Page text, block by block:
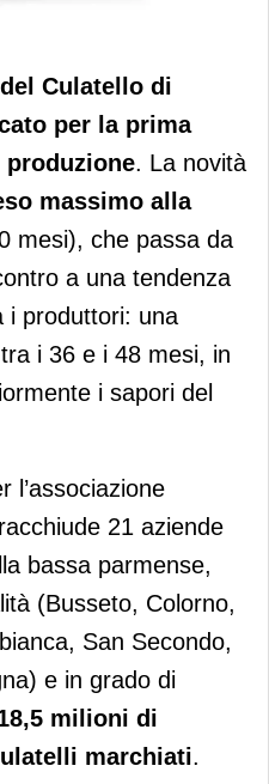
modificato
Culatello di
per la prima
. La novità
massimo alla
mesi), che passa da
a una tendenza
i produttori: una
i 36 e i 48 mesi, in
i sapori del
l’associazione
21 aziende
bassa parmense,
(Busseto, Colorno,
San Secondo,
e in grado di
milioni di
marchiati.